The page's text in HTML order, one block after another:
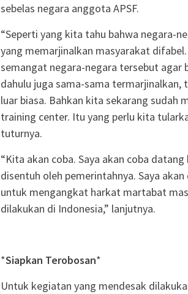
sebelas negara anggota APSF.
“Seperti yang kita tahu bahwa negara-
yang memarjinalkan masyarakat
semangat negara-negara tersebut agar
dahulu juga sama-sama termarjinalkan,
luar biasa. Bahkan kita sekarang sudah
training center. Itu yang perlu kita
tuturnya.
“Kita akan coba. Saya akan coba
disentuh oleh pemerintahnya. Saya
untuk mengangkat harkat martabat
dilakukan di Indonesia,” lanjutnya.
*Siapkan Terobosan*
Untuk kegiatan yang mendesak